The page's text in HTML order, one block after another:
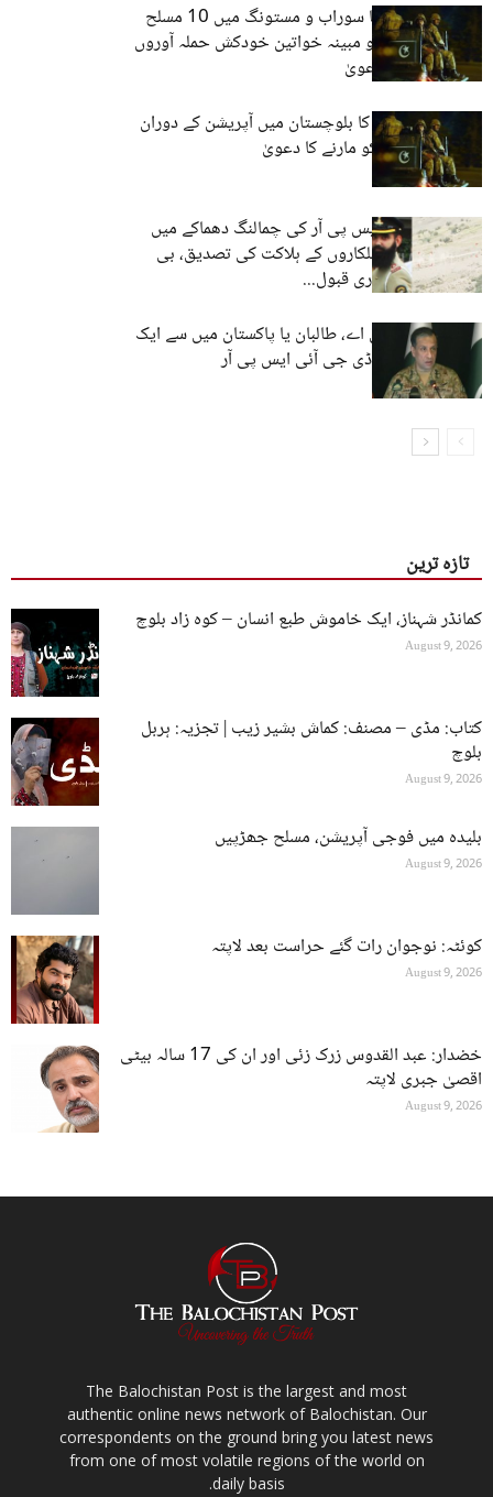
آئی ایس پی آر کا سوراب و مستونگ میں 10 مسلح
افراد مارنے اور دو مبینہ خواتین خودکش حملہ آوروں
کی گرفتاری کا دعویٰ
پاکستانی فورسز کا بلوچستان میں آپریشن کے دوران
بلوچستان: آئی ایس پی آر کی چمالنگ دھماکے میں
میجر سمیت 5 اہلکاروں کے ہلاکت کی تصدیق، بی
ایل اے نے ذمہ داری قبول...
افغانستان بی ایل اے، طالبان یا پاکستان میں سے ایک
کا انتخاب کریں، ڈی جی آئی ایس پی آر
تازہ ترین
کمانڈر شہناز، ایک خاموش طبع انسان – کوہ زاد بلوچ
August 9, 2026
کتاب: مڈی – مصنف: کماش بشیر زیب | تجزیہ: ہربل
بلوچ
August 9, 2026
بلیدہ میں فوجی آپریشن، مسلح جھڑپیں
August 9, 2026
کوئٹہ: نوجوان رات گئے حراست بعد لاپتہ
August 9, 2026
خضدار: عبد القدوس زرک زئی اور ان کی 17 سالہ بیٹی
اقصیٰ جبری لاپتہ
August 9, 2026
The Balochistan Post is the largest and most
authentic online news network of Balochistan. Our
correspondents on the ground bring you latest news
from one of most volatile regions of the world on
daily basis.